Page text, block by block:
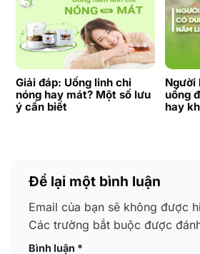
Giải đáp: Uống linh chi
nóng hay mát? Một số lưu
ý cần biết
Người
uống
hay
Để lại một bình luận
Email của bạn sẽ không được
Các trường bắt buộc được
Bình luận *